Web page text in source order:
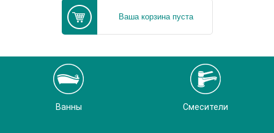
Ваша корзина пуста
Ванны Смесители